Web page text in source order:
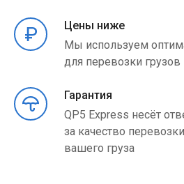
Цены ниже
Мы используем
для перевозки грузов
Гарантия
QP5 Express несёт
за качество
вашего груза